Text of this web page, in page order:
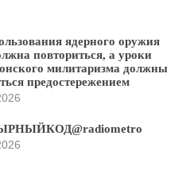
ядерного оружия
повториться, а уроки
милитаризма должны
предостережением